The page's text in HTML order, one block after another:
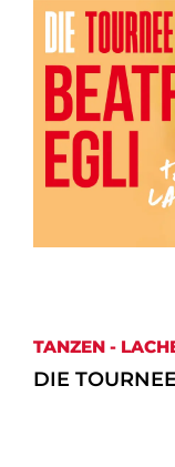
TANZEN -
DIE